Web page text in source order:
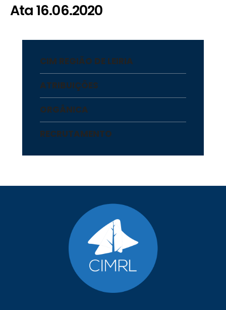
Ata 16.06.2020
CIM REGIÃO DE LEIRIA
ATRIBUIÇÕES
ORGÂNICA
RECRUTAMENTO